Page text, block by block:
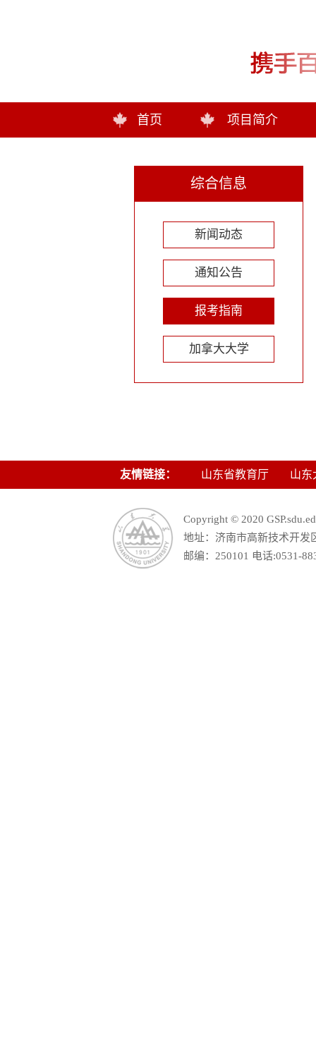
首页 项目简介
综合信息
新闻动态
通知公告
报考指南
加拿大大学
友情链接： 山东省教育厅 山东
Copyright © 2020
地址：济南市高新技术开发
邮编：250101 电话:0531-